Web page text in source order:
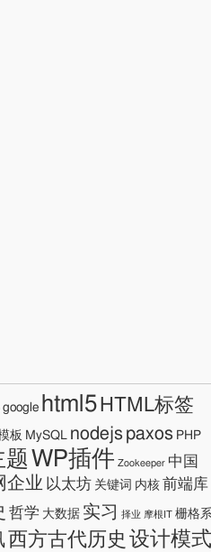
google html5 HTML标签
板 MySQL nodejs paxos PHP
题 WP插件 Zookeeper 中国
企业 以太坊 关键词 内核 前端库
哲学 大数据 实习 择业 摩根IT 栅格
西方古代历史 设计模